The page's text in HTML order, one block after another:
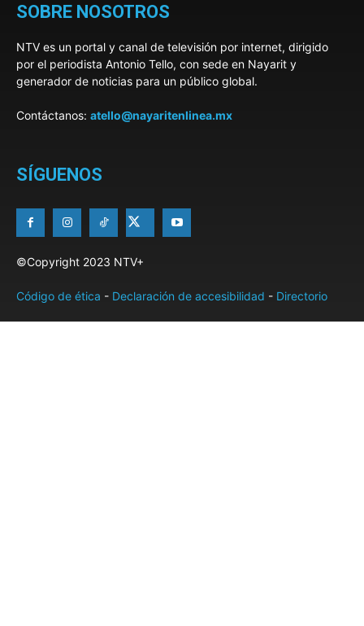
SOBRE NOSOTROS
NTV es un portal y canal de televisión por internet, dirigido
por el periodista Antonio Tello, con sede en Nayarit y
generador de noticias para un público global.
Contáctanos: atello@nayaritenlinea.mx
SÍGUENOS
©Copyright 2023 NTV+
Código de ética - Declaración de accesibilidad - Directorio